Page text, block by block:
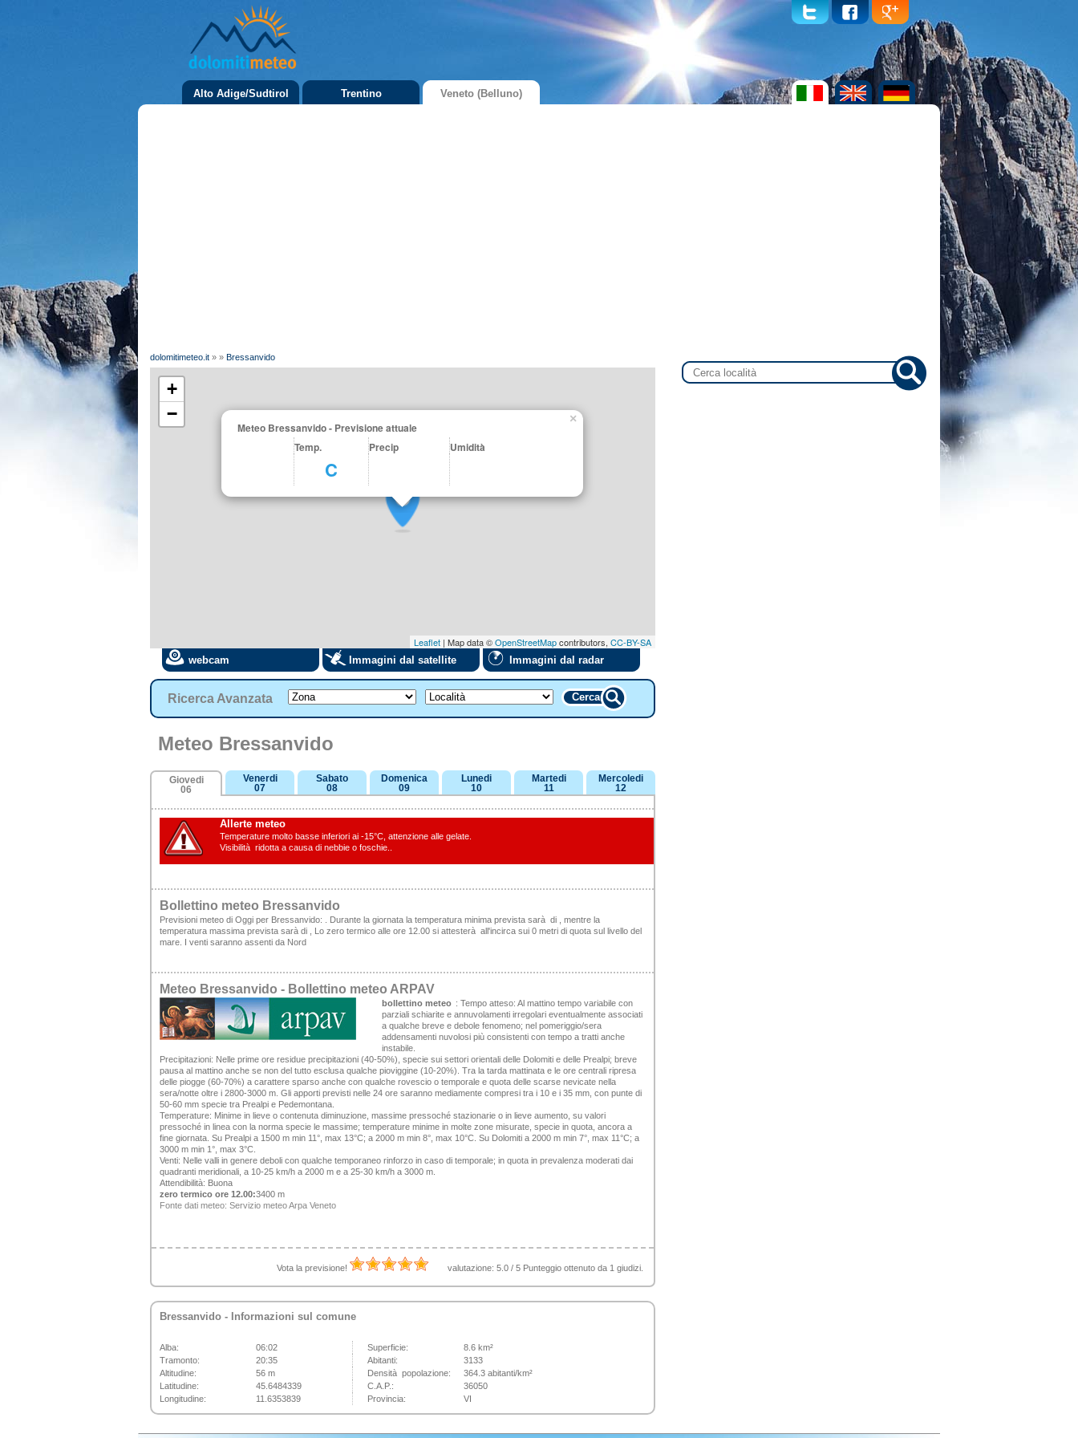
Alto Adige/Sudtirol Trentino Veneto (Belluno)
dolomitimeteo.it » » Bressanvido
Meteo Bressanvido - Previsione attuale
Temp.
Precip Umidità
C
×
+
−
Leaflet | Map data ©OpenStreetMapcontributors, CC-BY-SA
webcam Immagini dal satellite Immagini dal radar
Ricerca Avanzata Cerca
Meteo Bressanvido
Giovedi
06
Venerdi
07
Sabato
08
Domenica
09
Lunedi
10
Martedi
11
Mercoledi
12
Allerte meteo
Temperature molto basse inferiori ai -15°C, attenzione alle gelate.
Visibilità ridotta a causa di nebbie o foschie..
Bollettino meteo Bressanvido
Previsioni meteo di Oggi per Bressanvido: . Durante la giornata la temperatura minima prevista sarà di , mentre la
temperatura massima prevista sarà di , Lo zero termico alle ore 12.00 si attesterà all'incirca sui 0 metri di quota sul livello del
mare. I venti saranno assenti da Nord
Meteo Bressanvido - Bollettino meteo ARPAV
bollettino meteo : Tempo atteso: Al mattino tempo variabile con
parziali schiarite e annuvolamenti irregolari eventualmente associati
a qualche breve e debole fenomeno; nel pomeriggio/sera
addensamenti nuvolosi più consistenti con tempo a tratti anche
instabile.
Precipitazioni: Nelle prime ore residue precipitazioni (40-50%), specie sui settori orientali delle Dolomiti e delle Prealpi; breve
pausa al mattino anche se non del tutto esclusa qualche pioviggine (10-20%). Tra la tarda mattinata e le ore centrali ripresa
delle piogge (60-70%) a carattere sparso anche con qualche rovescio o temporale e quota delle scarse nevicate nella
sera/notte oltre i 2800-3000 m. Gli apporti previsti nelle 24 ore saranno mediamente compresi tra i 10 e i 35 mm, con punte di
50-60 mm specie tra Prealpi e Pedemontana.
Temperature: Minime in lieve o contenuta diminuzione, massime pressoché stazionarie o in lieve aumento, su valori
pressoché in linea con la norma specie le massime; temperature minime in molte zone misurate, specie in quota, ancora a
fine giornata. Su Prealpi a 1500 m min 11°, max 13°C; a 2000 m min 8°, max 10°C. Su Dolomiti a 2000 m min 7°, max 11°C; a
3000 m min 1°, max 3°C.
Venti: Nelle valli in genere deboli con qualche temporaneo rinforzo in caso di temporale; in quota in prevalenza moderati dai
quadranti meridionali, a 10-25 km/h a 2000 m e a 25-30 km/h a 3000 m.
Attendibilità: Buona
zero termico ore 12.00:3400 m
Fonte dati meteo: Servizio meteo Arpa Veneto
Vota la previsione! valutazione:5.0 /5 Punteggio ottenuto da 1 giudizi.
Bressanvido - Informazioni sul comune
Alba: 06:02 Superficie:
8.6 km²
Tramonto:
20:35 Abitanti:
3133
Altitudine:
56 m Densità popolazione:
364.3 abitanti/km²
Latitudine:
45.6484339 C.A.P.:
36050
Longitudine:
11.6353839 Provincia: VI